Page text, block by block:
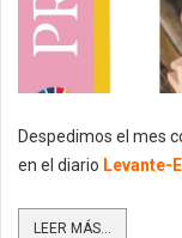
Despedimos el mes
en el diario Levante-
LEER MÁS...